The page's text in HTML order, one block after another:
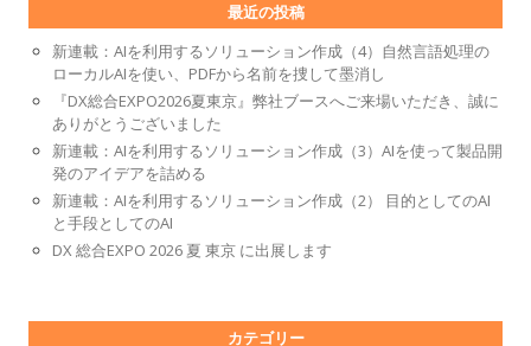
最近の投稿
新連載：AIを利用するソリューション作成（4）自然言語処理の
ローカルAIを使い、PDFから名前を捜して墨消し
『DX総合EXPO2026夏東京』弊社ブースへご来場いただき、誠に
ありがとうございました
新連載：AIを利用するソリューション作成（3）AIを使って製品開
発のアイデアを詰める
新連載：AIを利用するソリューション作成（2） 目的としてのAI
と手段としてのAI
DX 総合EXPO 2026 夏 東京 に出展します
カテゴリー